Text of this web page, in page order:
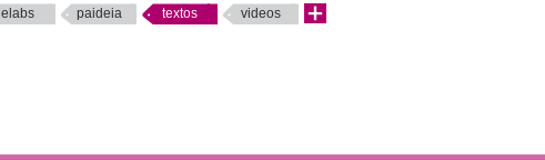
elabs paideia textos videos